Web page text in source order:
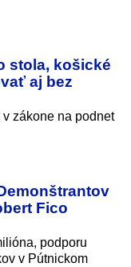
stola, košické
aj bez
zákone na podnet
Fico
podporu
v Pútnickom